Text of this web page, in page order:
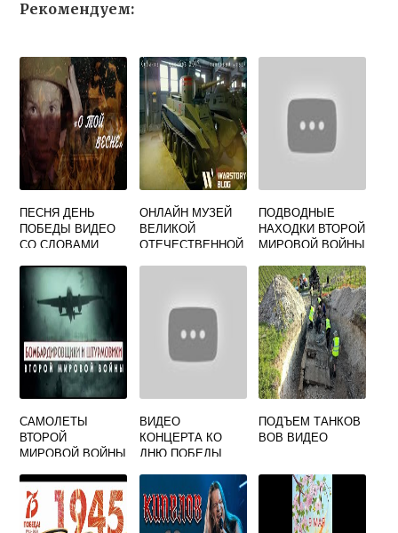
Рекомендуем:
ПЕСНЯ ДЕНЬ
ПОБЕДЫ ВИДЕО
СО СЛОВАМИ
ОНЛАЙН МУЗЕЙ
ВЕЛИКОЙ
ОТЕЧЕСТВЕННОЙ
ПОДВОДНЫЕ
НАХОДКИ ВТОРОЙ
МИРОВОЙ ВОЙНЫ
САМОЛЕТЫ
ВТОРОЙ
МИРОВОЙ ВОЙНЫ
ВИДЕО
КОНЦЕРТА КО
ДНЮ ПОБЕДЫ
ПОДЪЕМ ТАНКОВ
ВОВ ВИДЕО